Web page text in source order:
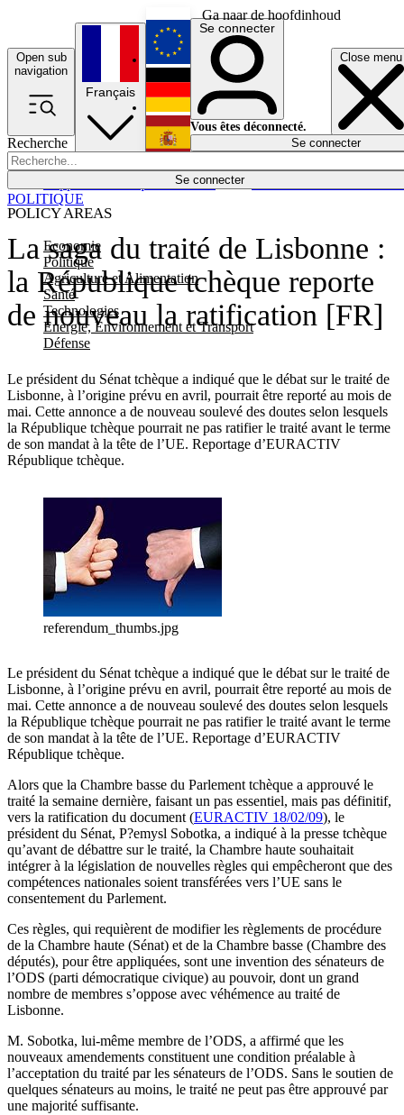
Ga naar de hoofdinhoud
Open sub
navigation
Close menu
Recherche
Se connecter
POLICY AREAS
Economie
Politique
Agriculture et Alimentation
Santé
Technologies
Energie, Environnement et Transport
Défense
Économie
Français
English
Deutsch
Español
Se connecter
Vous êtes déconnecté.
Se connecter
La saga du traité de Lisbonne :
la République tchèque reporte
de nouveau la ratification [FR]
Le président du Sénat tchèque a indiqué que le débat sur le traité de
Lisbonne, à l’origine prévu en avril, pourrait être reporté au mois de
mai. Cette annonce a de nouveau soulevé des doutes selon lesquels
la République tchèque pourrait ne pas ratifier le traité avant le terme
de son mandat à la tête de l’UE. Reportage d’EURACTIV
République tchèque.
POLITIQUE
referendum_thumbs.jpg
Le président du Sénat tchèque a indiqué que le débat sur le traité de
Lisbonne, à l’origine prévu en avril, pourrait être reporté au mois de
mai. Cette annonce a de nouveau soulevé des doutes selon lesquels
la République tchèque pourrait ne pas ratifier le traité avant le terme
de son mandat à la tête de l’UE. Reportage d’EURACTIV
République tchèque.
Alors que la Chambre basse du Parlement tchèque a approuvé le
traité la semaine dernière, faisant un pas essentiel, mais pas définitif,
vers la ratification du document (EURACTIV 18/02/09), le
président du Sénat, P?emysl Sobotka, a indiqué à la presse tchèque
qu’avant de débattre sur le traité, la Chambre haute souhaitait
intégrer à la législation de nouvelles règles qui empêcheront que des
compétences nationales soient transférées vers l’UE sans le
consentement du Parlement.
Ces règles, qui requièrent de modifier les règlements de procédure
de la Chambre haute (Sénat) et de la Chambre basse (Chambre des
députés), pour être appliquées, sont une invention des sénateurs de
l’ODS (parti démocratique civique) au pouvoir, dont un grand
nombre de membres s’oppose avec véhémence au traité de
Lisbonne.
M. Sobotka, lui-même membre de l’ODS, a affirmé que les
nouveaux amendements constituent une condition préalable à
l’acceptation du traité par les sénateurs de l’ODS. Sans le soutien de
quelques sénateurs au moins, le traité ne peut pas être approuvé par
une majorité suffisante.